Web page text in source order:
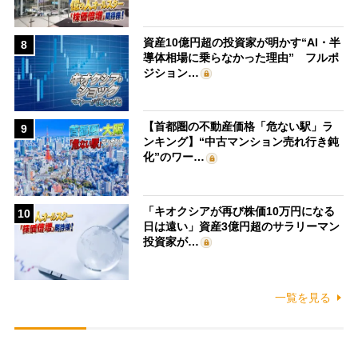
8
資産10億円超の投資家が明かす“AI・半
導体相場に乗らなかった理由” フルポ
ジション…
9
【首都圏の不動産価格「危ない駅」ラ
ンキング】“中古マンション売れ行き鈍
化”のワー…
10
「キオクシアが再び株価10万円になる
日は遠い」資産3億円超のサラリーマン
投資家が…
一覧を見る